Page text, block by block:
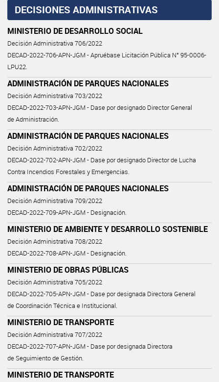
DECISIONES ADMINISTRATIVAS
MINISTERIO DE DESARROLLO SOCIAL
Decisión Administrativa 706/2022
DECAD-2022-706-APN-JGM - Apruébase Licitación Pública N° 95-0006-
LPU22.
ADMINISTRACIÓN DE PARQUES NACIONALES
Decisión Administrativa 703/2022
DECAD-2022-703-APN-JGM - Dase por designado Director General
de Administración.
ADMINISTRACIÓN DE PARQUES NACIONALES
Decisión Administrativa 702/2022
DECAD-2022-702-APN-JGM - Dase por designado Director de Lucha
Contra Incendios Forestales y Emergencias.
ADMINISTRACIÓN DE PARQUES NACIONALES
Decisión Administrativa 709/2022
DECAD-2022-709-APN-JGM - Designación.
MINISTERIO DE AMBIENTE Y DESARROLLO SOSTENIBLE
Decisión Administrativa 708/2022
DECAD-2022-708-APN-JGM - Designación.
MINISTERIO DE OBRAS PÚBLICAS
Decisión Administrativa 705/2022
DECAD-2022-705-APN-JGM - Dase por designada Directora General
de Coordinación Técnica e Institucional.
MINISTERIO DE TRANSPORTE
Decisión Administrativa 707/2022
DECAD-2022-707-APN-JGM - Dase por designada Directora
de Seguimiento de Gestión.
MINISTERIO DE TRANSPORTE